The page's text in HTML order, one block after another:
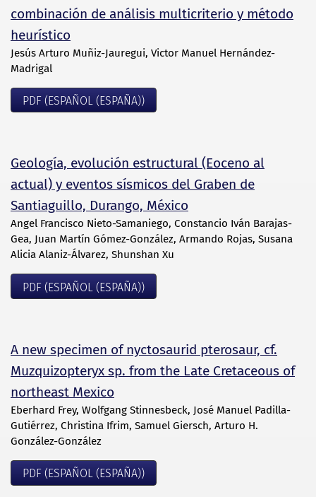
combinación de análisis multicriterio y método
heurístico
Jesús Arturo Muñiz-Jauregui, Victor Manuel Hernández-
Madrigal
PDF (ESPAÑOL (ESPAÑA))
Geología, evolución estructural (Eoceno al
actual) y eventos sísmicos del Graben de
Santiaguillo, Durango, México
Angel Francisco Nieto-Samaniego, Constancio Iván Barajas-
Gea, Juan Martín Gómez-González, Armando Rojas, Susana
Alicia Alaniz-Álvarez, Shunshan Xu
PDF (ESPAÑOL (ESPAÑA))
A new specimen of nyctosaurid pterosaur, cf.
Muzquizopteryx sp. from the Late Cretaceous of
northeast Mexico
Eberhard Frey, Wolfgang Stinnesbeck, José Manuel Padilla-
Gutiérrez, Christina Ifrim, Samuel Giersch, Arturo H.
González-González
PDF (ESPAÑOL (ESPAÑA))